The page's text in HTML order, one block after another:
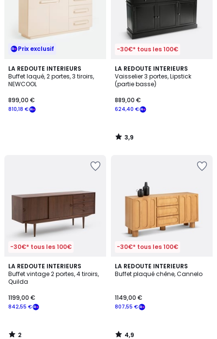
Prix exclusif
LA REDOUTE INTERIEURS
Buffet laqué, 2 portes, 3 tiroirs,
NEWCOOL
810,18 €
899,00 €
-30€* tous les 100€
LA REDOUTE INTERIEURS
Vaisselier 3 portes, Lipstick
(partie basse)
624,40 €
889,00 €
3,9
/ 5
3,9
/
-30€* tous les 100€
LA REDOUTE INTERIEURS
Buffet vintage 2 portes, 4 tiroirs,
Quilda
842,55 €
1199,00 €
2
/
5
2
-30€* tous les 100€
LA REDOUTE INTERIEURS
Buffet plaqué chêne, Cannelo
807,55 €
1149,00 €
4,9
/ 5
4,9